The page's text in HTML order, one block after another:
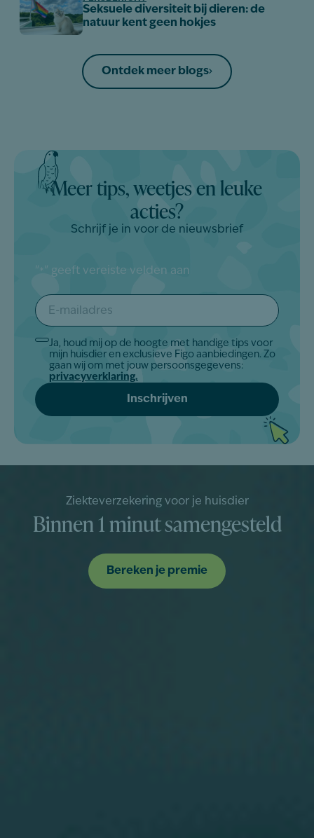
Seksuele diversiteit bij dieren: de
natuur kent geen hokjes
Ontdek meer blogs
Meer tips, weetjes en leuke
acties?
Schrijf je in voor de nieuwsbrief
" * " geeft vereiste velden aan
E-
mailadres
*
Akkoord
Ja, houd mij op de hoogte met handige tips voor
mijn huisdier en exclusieve Figo aanbiedingen. Zo
gaan wij om met jouw persoonsgegevens:
privacyverklaring.
Ziekteverzekering voor je huisdier
Binnen 1 minut samengesteld
Bereken je premie